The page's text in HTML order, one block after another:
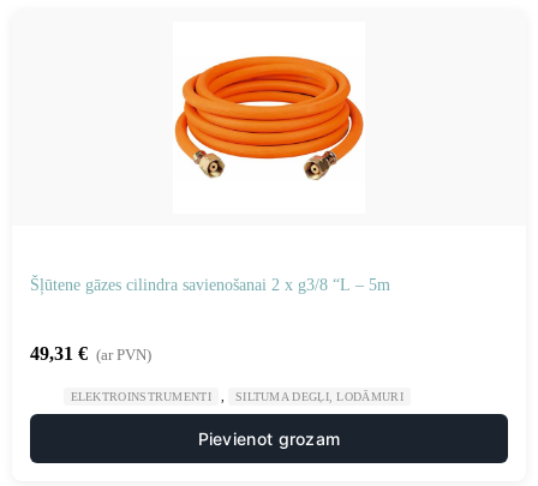
Šļūtene gāzes cilindra savienošanai 2 x g3/8 “L – 5m
49,31 € (ar PVN)
ELEKTROINSTRUMENTI SILTUMA DEGĻI, LODĀMURI
Pievienot grozam